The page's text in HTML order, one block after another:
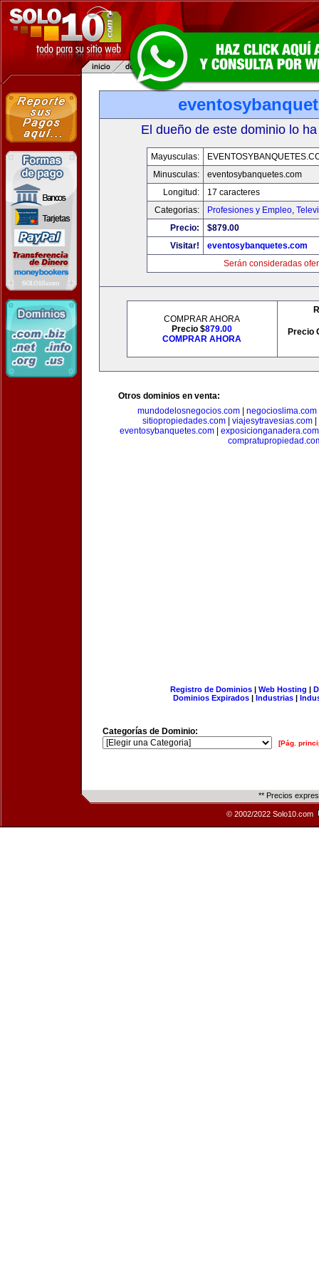
El dueño de este dominio lo
Mayusculas:
Minusculas:
eventosybanquetes.com
Longitud:
17 caracteres
Categorias:
Profesiones y Empleo,
Precio:
$879.00
Visitar!
eventosybanquetes.com
Serán consideradas
COMPRAR AHORA
Precio $879.00
COMPRAR AHORA
Precio
Otros dominios en venta:
mundodelosnegocios.com| negocioslima.com
sitiopropiedades.com| viajesytravesias.com|
eventosybanquetes.com| exposicionganadera.com
Registro de Dominios| Web Hosting |
Dominios Expirados | Industrias |
Categorías de Dominio:
[Pág.
** Precios
© 2002/2022 Solo10.com